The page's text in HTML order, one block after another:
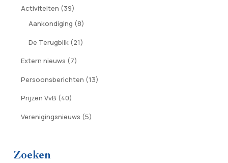
Activiteiten (39)
Aankondiging (8)
De Terugblik (21)
Extern nieuws (7)
Persoonsberichten (13)
Prijzen VvB (40)
Verenigingsnieuws (5)
Zoeken